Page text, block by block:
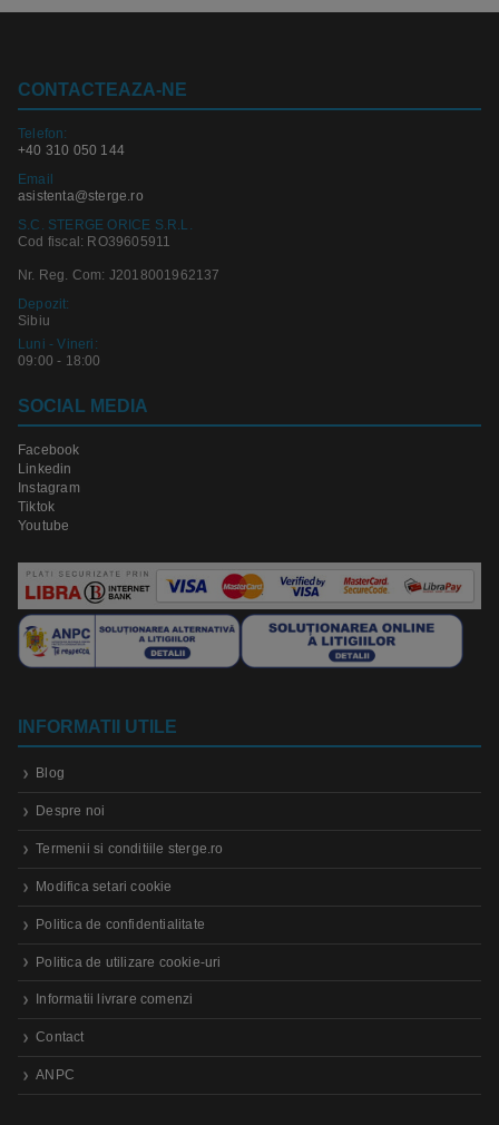
CONTACTEAZA-NE
Telefon:
+40 310 050 144
Email
asistenta@sterge.ro
S.C. STERGE ORICE S.R.L.
Cod fiscal: RO39605911
Nr. Reg. Com: J2018001962137
Depozit:
Sibiu
Luni - Vineri:
09:00 - 18:00
SOCIAL MEDIA
Facebook
Linkedin
Instagram
Tiktok
Youtube
INFORMATII UTILE
Blog
Despre noi
Termenii si conditiile sterge.ro
Modifica setari cookie
Politica de confidentialitate
Politica de utilizare cookie-uri
Informatii livrare comenzi
Contact
ANPC